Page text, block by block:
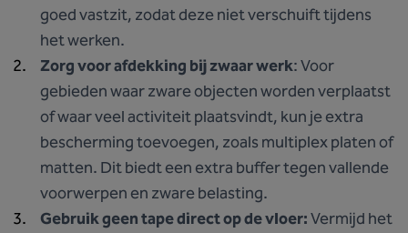
goed vastzit, zodat deze niet verschuift tijdens
het werken.
Zorg voor afdekking bij zwaar werk: Voor
gebieden waar zware objecten worden verplaatst
of waar veel activiteit plaatsvindt, kun je extra
bescherming toevoegen, zoals multiplex platen of
matten. Dit biedt een extra buffer tegen vallende
voorwerpen en zware belasting.
Gebruik geen tape direct op de vloer:Vermijd het